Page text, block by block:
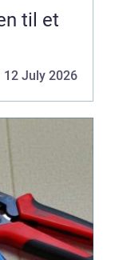
12 July 2026